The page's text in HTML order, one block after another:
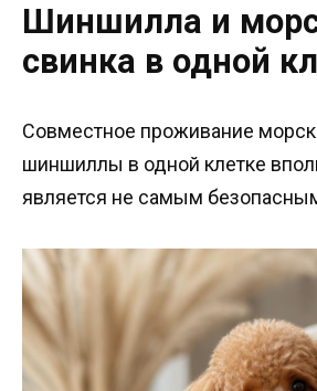
Шиншилла и
свинка в одной
Совместное проживание
шиншиллы в одной клетке
является не самым